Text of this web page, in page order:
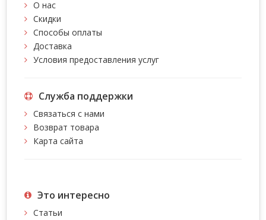
О нас
Скидки
Способы оплаты
Доставка
Условия предоставления услуг
Служба поддержки
Связаться с нами
Возврат товара
Карта сайта
Это интересно
Статьи